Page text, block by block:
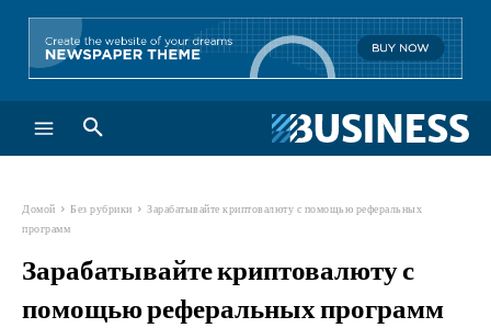
Домой Без рубрики
Зарабатывайте криптовалюту с помощью реферальных
программ
Зарабатывайте криптовалюту с
помощью реферальных программ